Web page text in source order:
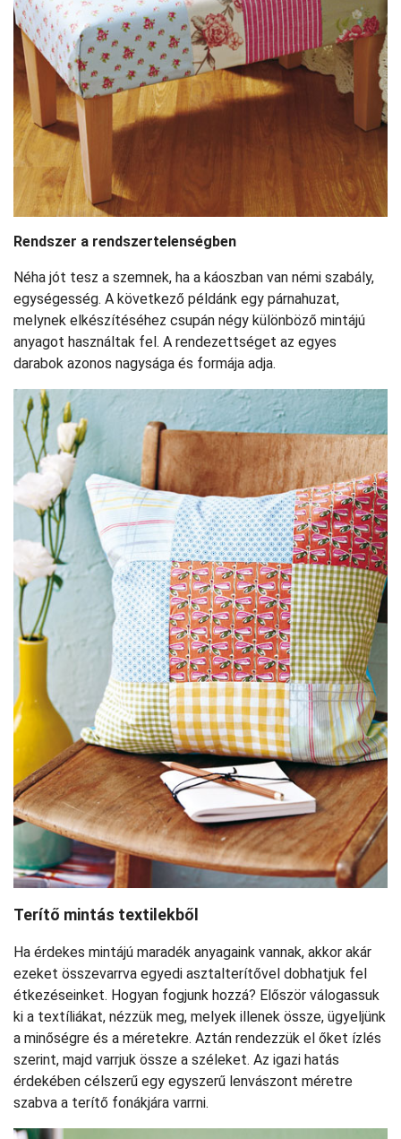
Rendszer a rendszertelenségben
Néha jót tesz a szemnek, ha a káoszban van némi szabály,
egységesség. A következő példánk egy párnahuzat,
melynek elkészítéséhez csupán négy különböző mintájú
anyagot használtak fel. A rendezettséget az egyes
darabok azonos nagysága és formája adja.
Terítő mintás textilekből
Ha érdekes mintájú maradék anyagaink vannak, akkor akár
ezeket összevarrva egyedi asztalterítővel dobhatjuk fel
étkezéseinket. Hogyan fogjunk hozzá? Először válogassuk
ki a textíliákat, nézzük meg, melyek illenek össze, ügyeljünk
a minőségre és a méretekre. Aztán rendezzük el őket ízlés
szerint, majd varrjuk össze a széleket. Az igazi hatás
érdekében célszerű egy egyszerű lenvászont méretre
szabva a terítő fonákjára varrni.